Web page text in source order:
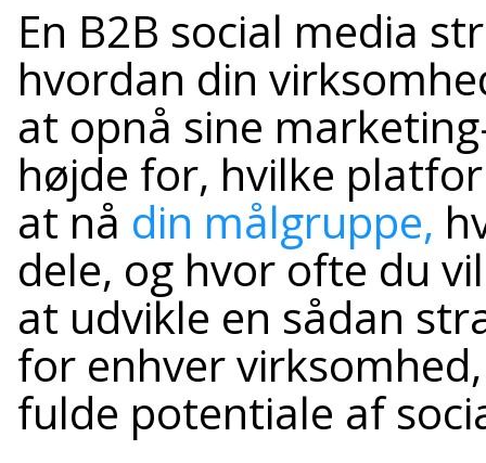
En B2B social media
hvordan din
at opnå sine
højde for, hvilke
at nå din målgruppe,
dele, og hvor ofte du
at udvikle en sådan
for enhver
fulde potentiale af